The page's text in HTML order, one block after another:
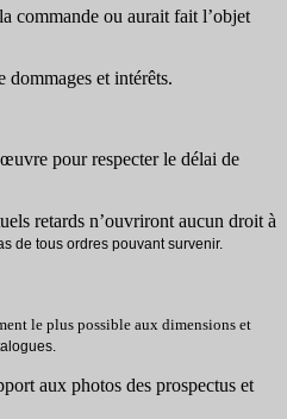
commande ou aurait fait l’objet
dommages et intérêts.
pour respecter le délai de
retards n’ouvriront aucun droit à
de tous ordres pouvant survenir.
le plus possible aux dimensions et
aux photos des prospectus et